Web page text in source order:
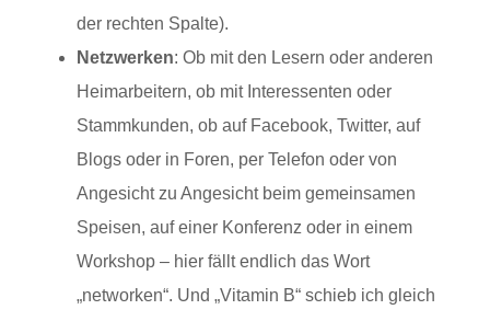
der rechten Spalte).
Netzwerken: Ob mit den Lesern oder anderen
Heimarbeitern, ob mit Interessenten oder
Stammkunden, ob auf Facebook, Twitter, auf
Blogs oder in Foren, per Telefon oder von
Angesicht zu Angesicht beim gemeinsamen
Speisen, auf einer Konferenz oder in einem
Workshop – hier fällt endlich das Wort
„networken“. Und „Vitamin B“ schieb ich gleich